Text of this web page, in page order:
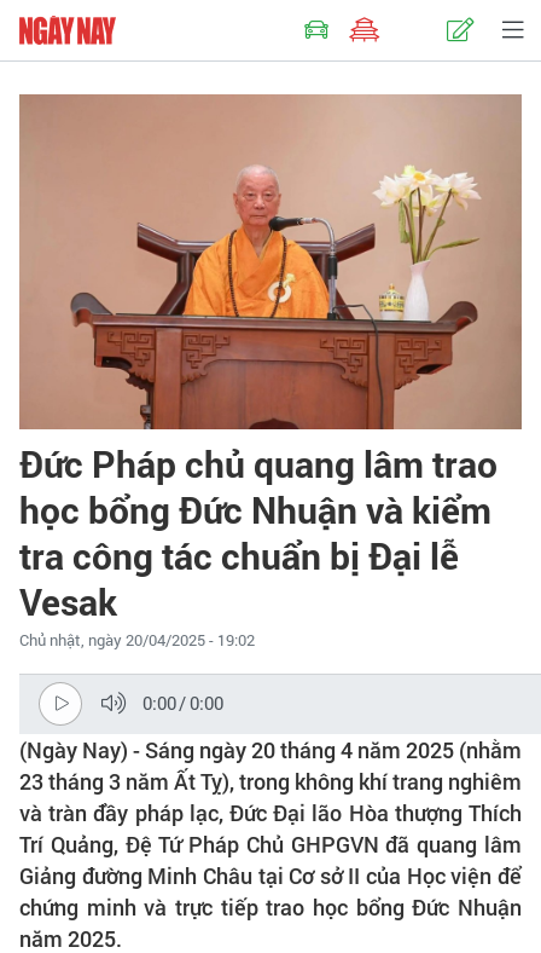
Đức Pháp chủ quang lâm trao
học bổng Đức Nhuận và kiểm
tra công tác chuẩn bị Đại lễ
Vesak
Chủ nhật, ngày 20/04/2025 - 19:02
0:00/0:00
(Ngày Nay) - Sáng ngày 20 tháng 4 năm 2025 (nhằm
23 tháng 3 năm Ất Tỵ), trong không khí trang nghiêm
và tràn đầy pháp lạc, Đức Đại lão Hòa thượng Thích
Trí Quảng, Đệ Tứ Pháp Chủ GHPGVN đã quang lâm
Giảng đường Minh Châu tại Cơ sở II của Học viện để
chứng minh và trực tiếp trao học bổng Đức Nhuận
năm 2025.